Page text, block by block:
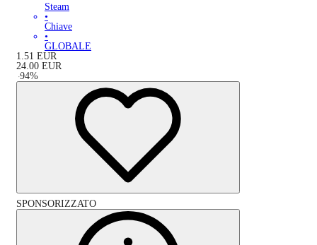
Steam
•
Chiave
•
GLOBALE
1.51 EUR
24.00 EUR
-94%
SPONSORIZZATO